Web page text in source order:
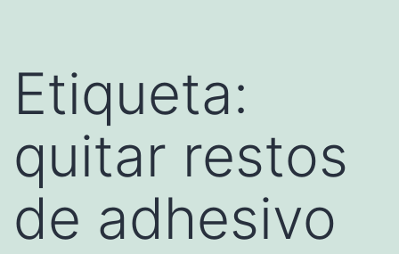
Etiqueta:
quitar restos
de adhesivo